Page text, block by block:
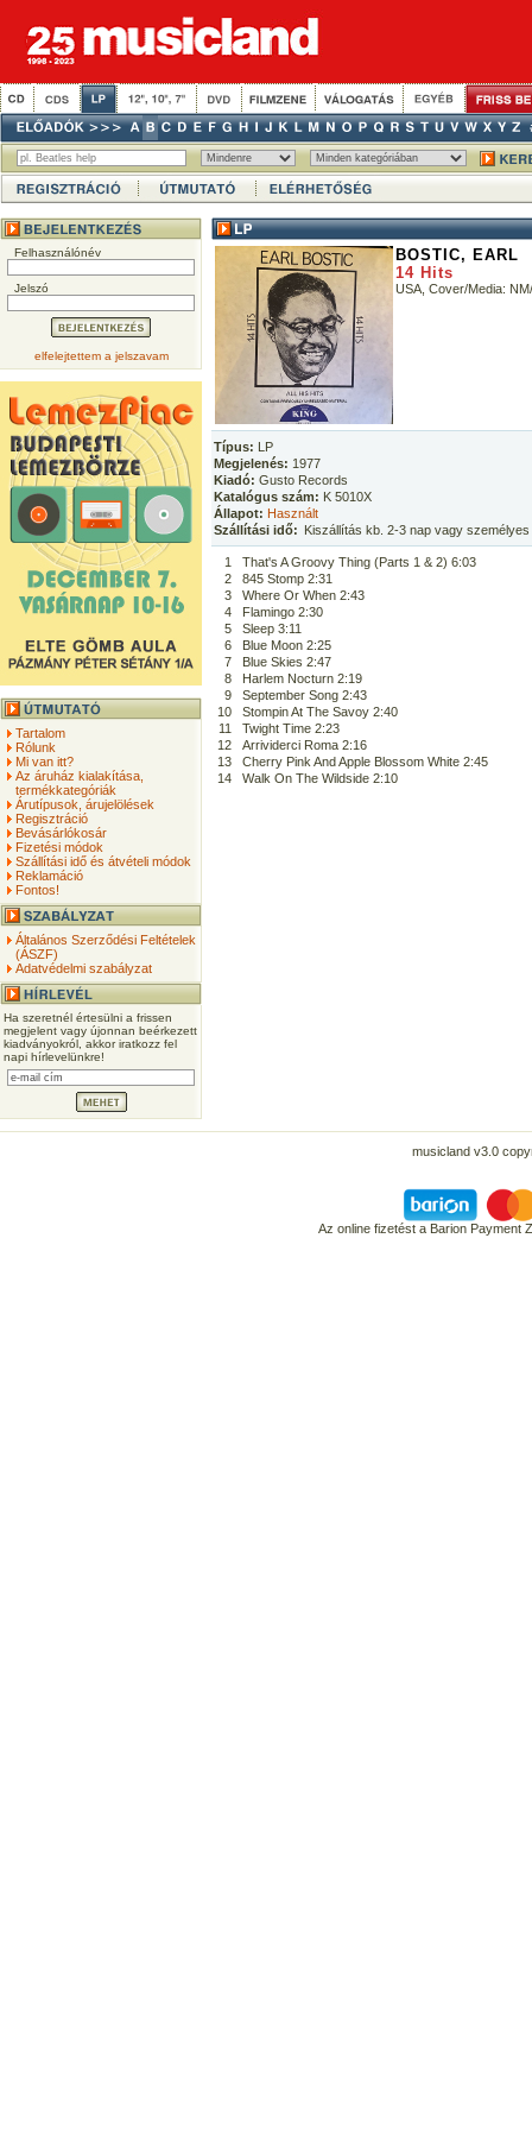
Felhasználónév
Jelszó
elfelejtettem a jelszavam
Tartalom
Rólunk
Mi van itt?
Az áruház kialakítása,
termékkategóriák
Árutípusok, árujelölések
Regisztráció
Bevásárlókosár
Fizetési módok
Szállítási idő és átvételi módok
Reklamáció
Fontos!
Általános Szerződési Feltételek
(ÁSZF)
Adatvédelmi szabályzat
Ha szeretnél értesülni a frissen
megjelent vagy újonnan beérkezett
kiadványokról, akkor iratkozz fel
napi hírlevelünkre!
BOSTIC, EARL
14 Hits
USA, Cover/Media:
Típus: LP
Megjelenés: 1977
Kiadó: Gusto Records
Katalógus szám: K 5010X
Állapot: Használt
Szállítási idő: Kiszállítás kb. 2-3 nap vagy
1
That's A Groovy Thing (Parts 1 & 2) 6:03
2
845 Stomp 2:31
3
Where Or When 2:43
4
Flamingo 2:30
5
Sleep 3:11
6
Blue Moon 2:25
7
Blue Skies 2:47
8
Harlem Nocturn 2:19
9
September Song 2:43
10
Stompin At The Savoy 2:40
11
Twight Time 2:23
12
Arrividerci Roma 2:16
13
Cherry Pink And Apple Blossom White 2:45
14
Walk On The Wildside 2:10
musicland v3.0
Az online fizetést a Barion Payment